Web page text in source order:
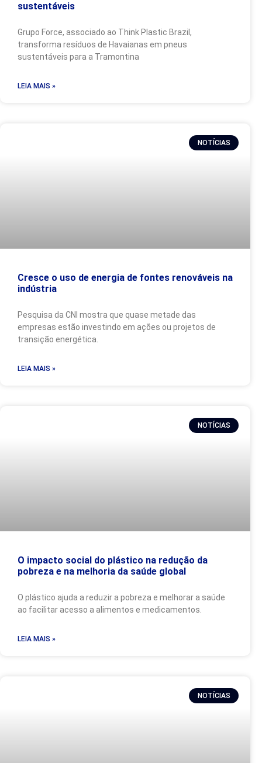
sustentáveis
Grupo Force, associado ao Think Plastic Brazil,
transforma resíduos de Havaianas em pneus
sustentáveis para a Tramontina
LEIA MAIS »
NOTÍCIAS
Cresce o uso de energia de fontes renováveis na
indústria
Pesquisa da CNI mostra que quase metade das
empresas estão investindo em ações ou projetos de
transição energética.
LEIA MAIS »
NOTÍCIAS
O impacto social do plástico na redução da
pobreza e na melhoria da saúde global
O plástico ajuda a reduzir a pobreza e melhorar a saúde
ao facilitar acesso a alimentos e medicamentos.
LEIA MAIS »
NOTÍCIAS